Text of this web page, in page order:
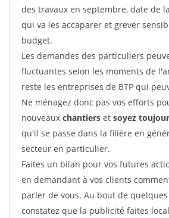
des travaux en septembre, date de
qui va les accaparer et grever
budget.
Les demandes des particuliers
fluctuantes selon les moments de
reste les entreprises de BTP qui
Ne ménagez donc pas vos efforts
nouveaux chantiers et soyez
qu'il se passe dans la filière en
secteur en particulier.
Faites un bilan pour vos futures
en demandant à vos clients
parler de vous. Au bout de quelques
constatez que la publicité faites